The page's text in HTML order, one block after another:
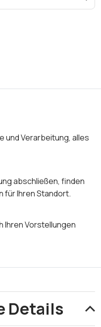
und Verarbeitung, alles
abschließen, finden
für Ihren Standort.
Ihren Vorstellungen
Details